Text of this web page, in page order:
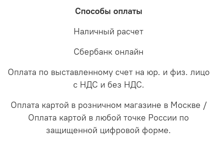
Способы оплаты
Наличный расчет
Сбербанк онлайн
Оплата по выставленному счет на юр. и физ. лицо
с НДС и без НДС.
Оплата картой в розничном магазине в Москве /
Оплата картой в любой точке России по
защищенной цифровой форме.